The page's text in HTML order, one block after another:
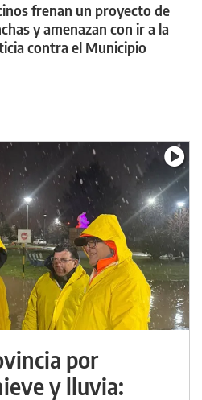
frenan un proyecto de
y amenazan con ir a la
contra el Municipio
por
y lluvia: